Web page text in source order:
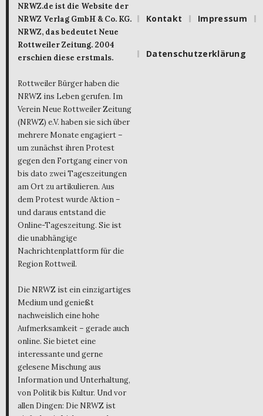
NRWZ.de ist die Website der
NRWZ Verlag GmbH & Co. KG.
NRWZ, das bedeutet Neue
Rottweiler Zeitung. 2004
erschien diese erstmals.
Rottweiler Bürger haben die
NRWZ ins Leben gerufen. Im
Verein Neue Rottweiler Zeitung
(NRWZ) e.V. haben sie sich über
mehrere Monate engagiert –
um zunächst ihren Protest
gegen den Fortgang einer von
bis dato zwei Tageszeitungen
am Ort zu artikulieren. Aus
dem Protest wurde Aktion –
und daraus entstand die
Online-Tageszeitung. Sie ist
die unabhängige
Nachrichtenplattform für die
Region Rottweil.
Die NRWZ ist ein einzigartiges
Medium und genießt
nachweislich eine hohe
Aufmerksamkeit – gerade auch
online. Sie bietet eine
interessante und gerne
gelesene Mischung aus
Information und Unterhaltung,
von Politik bis Kultur. Und vor
allen Dingen: Die NRWZ ist
Kontakt Impressum
Datenschutzerklärung